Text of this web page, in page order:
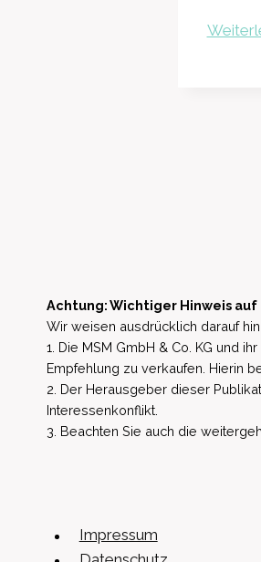
Achtung: Wichtiger Hinweis
Wir weisen ausdrücklich darauf
1. Die MSM GmbH & Co. KG und
Empfehlung zu verkaufen. Hierin
2. Der Herausgeber dieser
Interessenkonflikt.
3. Beachten Sie auch die
Impressum